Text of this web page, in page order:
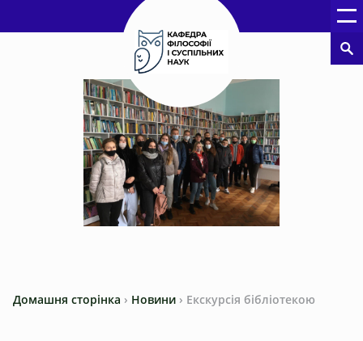
Домашня сторінка › Новини › Екскурсія бібліотекою